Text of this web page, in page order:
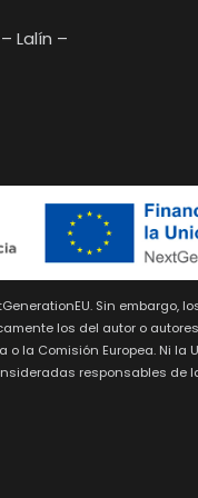
Lalín –
Sin embargo,
los del autor o
la Comisión Europea. Ni la
responsables de